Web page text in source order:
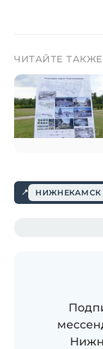
ЧИТАЙТЕ ТАКЖЕ
НИЖНЕКАМСК